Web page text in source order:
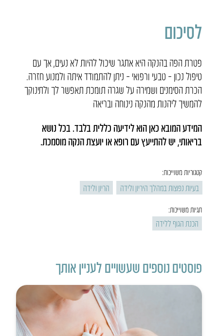
לסיכום
פטרת הפה בהנקה היא אתגר שיכול להיות לא נעים, אך עם
טיפול נכון – טבעי ורפואי – ניתן להתמודד איתה ולמנוע חזרה.
הכרת הסימנים ושמירה על שגרה תומכת תאפשר לך ולתינוקך
להמשיך ליהנות מהנקה נינוחה ובריאה
המידע המובא כאן הוא לידיעה כללית בלבד. בכל נושא
בריאותי, יש להתייעץ עם רופא או יועצת הנקה מוסמכת.
קטגוריות משוייכות:
בעיות נפוצות במהלך היריון ולידה הריון ולידה
תגיות משוייכות:
הכנת הגוף ללידה
פוסטים נוספים שעשויים לעניין אותך